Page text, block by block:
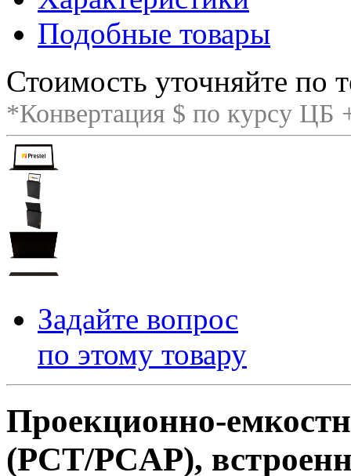
Подобные товары
Стоимость уточняйте по
*Конвертация $ по курсу ЦБ
Задайте вопрос
по этому товару
Проекционно-
(PCT/PCAP),